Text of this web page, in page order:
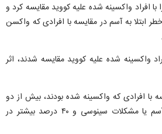
با افراد واکسینه شده علیه کووید مقایسه کرد و
ابتلا به آسم در مقایسه با افرادی که واکسن
واکسینه شده علیه کووید مقایسه شدند، اثر
با افرادی که واکسینه شده بودند، بیش از دو
برابر بیشتر در معرض خطر آسم یا مشکلات سینوسی و ۴۰ درصد بیشتر در